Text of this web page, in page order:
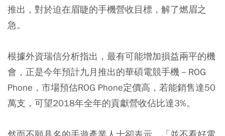
推出，對於迫在眉睫的手機營收目標，解了燃眉之
急。
根據外資瑞信分析指出，最有可能增加損益兩平的機
會，正是今年預計九月推出的華碩電競手機－ROG
Phone，市場預估ROG Phone定價高，若能銷售達50
萬支，可望2018年全年的貢獻營收佔比達3%。